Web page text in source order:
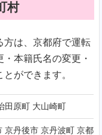
村
方は、京都府で運転
本籍氏名の変更・
ができます。
田原町 大山崎町
京丹後市 京丹波町 京都